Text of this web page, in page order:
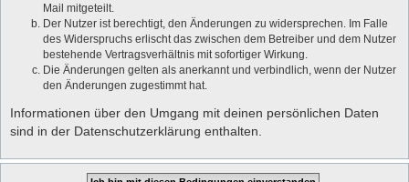
Mail mitgeteilt.
Der Nutzer ist berechtigt, den Änderungen zu widersprechen. Im Falle
des Widerspruchs erlischt das zwischen dem Betreiber und dem Nutzer
bestehende Vertragsverhältnis mit sofortiger Wirkung.
Die Änderungen gelten als anerkannt und verbindlich, wenn der Nutzer
den Änderungen zugestimmt hat.
Informationen über den Umgang mit deinen persönlichen Daten
sind in der Datenschutzerklärung enthalten.